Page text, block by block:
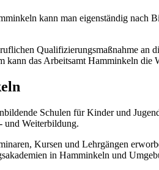
kann man eigenständig nach
Qualifizierungsmaßnahme
kann das Arbeitsamt Hamminkeln die
Schulen für Kinder und
und Weiterbildung.
Kursen und Lehrgängen
in Hamminkeln und